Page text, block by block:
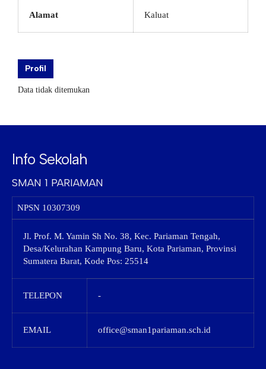
Alamat Kaluat
Profil
Data tidak ditemukan
Info Sekolah
SMAN 1 PARIAMAN
NPSN 10307309
Jl. Prof. M. Yamin Sh No. 38, Kec. Pariaman Tengah,
Desa/Kelurahan Kampung Baru, Kota Pariaman, Provinsi
Sumatera Barat, Kode Pos: 25514
TELEPON -
EMAIL office@sman1pariaman.sch.id